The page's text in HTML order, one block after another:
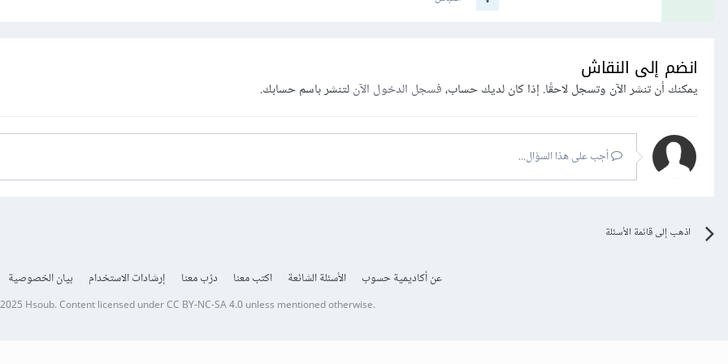
انضم إلى النقاش
يمكنك أن تنشر الآن وتسجل لاحقًا. إذا كان لديك حساب،فسجل الدخول الآنلتنشر باسم حسابك.
أجب على هذا السؤال...
اذهب إلى قائمة الأسئلة
عن أكاديمية حسوب الأسئلة الشائعة اكتب معنا درّب معنا إرشادات الاستخدام بيان الخصوصية
Hsoub.Content licensed underCC BY-NC-SA 4.0unless mentioned otherwise.